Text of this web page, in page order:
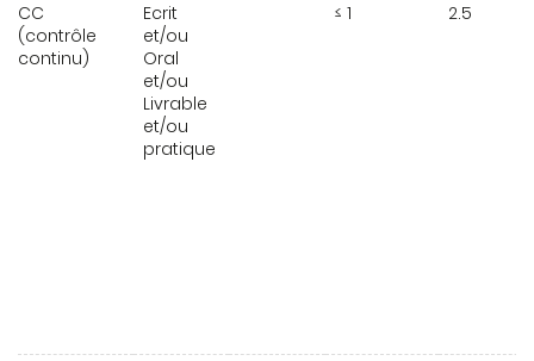
CC
(contrôle
continu)
Ecrit
et/ou
Oral
et/ou
Livrable
et/ou
pratique
≤ 1 2.5